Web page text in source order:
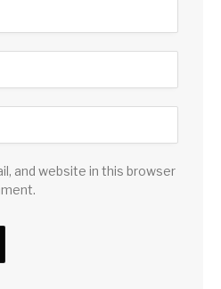
and website in this browser